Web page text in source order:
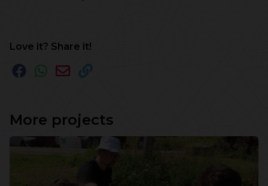
Love it? Share it!
More projects